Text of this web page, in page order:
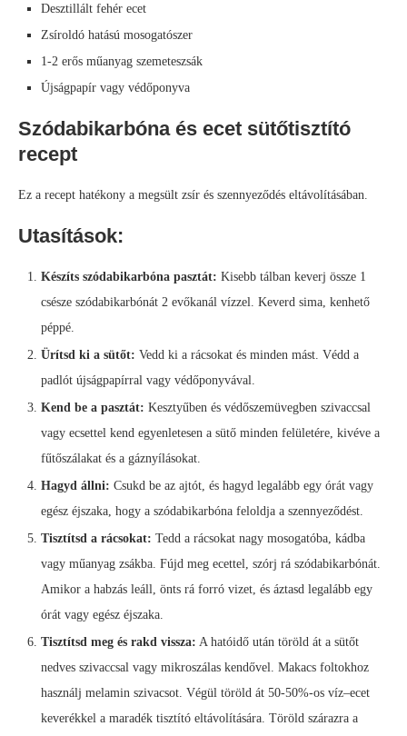
Desztillált fehér ecet
Zsíroldó hatású mosogatószer
1-2 erős műanyag szemeteszsák
Újságpapír vagy védőponyva
Szódabikarbóna és ecet sütőtisztító
recept
Ez a recept hatékony a megsült zsír és szennyeződés eltávolításában.
Utasítások:
Készíts szódabikarbóna pasztát: Kisebb tálban keverj össze 1
csésze szódabikarbónát 2 evőkanál vízzel. Keverd sima, kenhető
péppé.
Ürítsd ki a sütőt: Vedd ki a rácsokat és minden mást. Védd a
padlót újságpapírral vagy védőponyvával.
Kend be a pasztát: Kesztyűben és védőszemüvegben szivaccsal
vagy ecsettel kend egyenletesen a sütő minden felületére, kivéve a
fűtőszálakat és a gáznyílásokat.
Hagyd állni: Csukd be az ajtót, és hagyd legalább egy órát vagy
egész éjszaka, hogy a szódabikarbóna feloldja a szennyeződést.
Tisztítsd a rácsokat: Tedd a rácsokat nagy mosogatóba, kádba
vagy műanyag zsákba. Fújd meg ecettel, szórj rá szódabikarbónát.
Amikor a habzás leáll, önts rá forró vizet, és áztasd legalább egy
órát vagy egész éjszaka.
Tisztítsd meg és rakd vissza: A hatóidő után töröld át a sütőt
nedves szivaccsal vagy mikroszálas kendővel. Makacs foltokhoz
használj melamin szivacsot. Végül töröld át 50-50%-os víz–ecet
keverékkel a maradék tisztító eltávolítására. Töröld szárazra a